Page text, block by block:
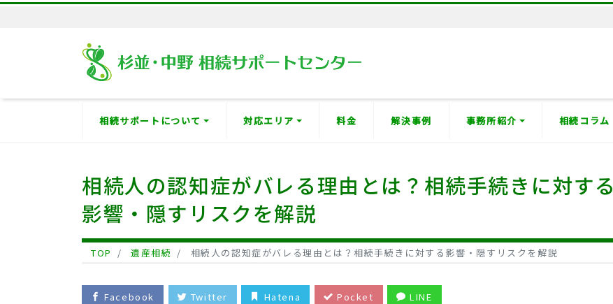
相続サポートについて 対応エリア 料金 解決事例 事務所紹介 相続コラム
相続人の認知症がバレる理由とは？相続手続きに対する
影響・隠すリスクを解説
TOP 遺産相続 相続人の認知症がバレる理由とは？相続手続きに対する影響・隠すリスクを解説
Facebook Twitter Hatena Pocket LINE